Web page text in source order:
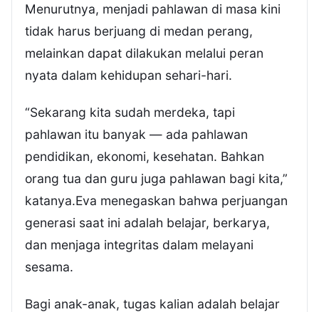
Menurutnya, menjadi pahlawan di masa kini
tidak harus berjuang di medan perang,
melainkan dapat dilakukan melalui peran
nyata dalam kehidupan sehari-hari.
“Sekarang kita sudah merdeka, tapi
pahlawan itu banyak — ada pahlawan
pendidikan, ekonomi, kesehatan. Bahkan
orang tua dan guru juga pahlawan bagi kita,”
katanya.Eva menegaskan bahwa perjuangan
generasi saat ini adalah belajar, berkarya,
dan menjaga integritas dalam melayani
sesama.
Bagi anak-anak, tugas kalian adalah belajar